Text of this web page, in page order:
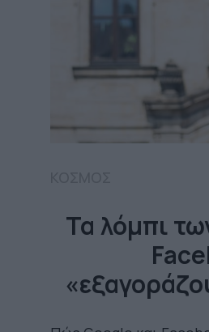
Τα λόμπι